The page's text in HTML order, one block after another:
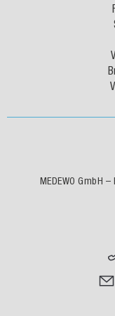
MEDEWO GmbH